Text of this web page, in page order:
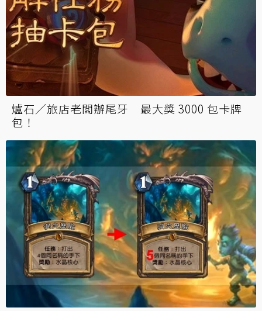
爐石／旅店老闆辦尾牙 最大獎 3000 包卡牌
包！